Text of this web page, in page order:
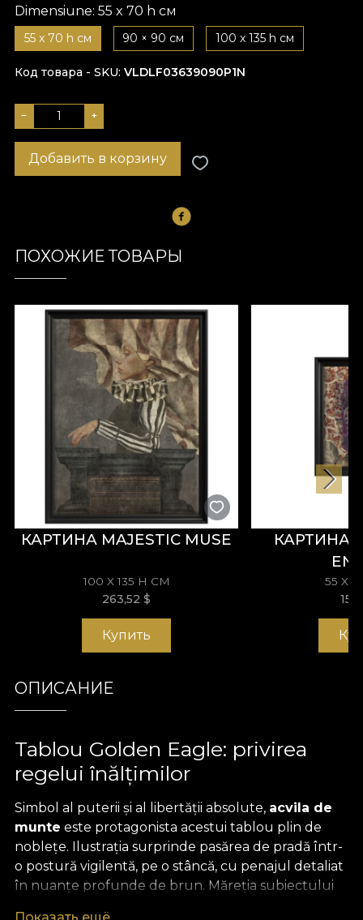
Dimensiune: 55 x 70 h см
55 x 70 h см 90 × 90 см 100 x 135 h см
Код товара - SKU VLDLF03639090P1N
− +
Добавить в корзину
ПОХОЖИЕ ТОВАРЫ
КАРТИНА MAJESTIC MUSE
100 X 135 H СМ
263,52$
Купить
КАРТИНА
55 X
ОПИСАНИЕ
Tablou Golden Eagle: privirea
regelui înălțimilor
Simbol al puterii și al libertății absolute, acvila de
munte este protagonista acestui tablou plin de
noblețe. Ilustrația surprinde pasărea de pradă într-
o postură vigilentă, pe o stâncă, cu penajul detaliat
în nuanțe profunde de brun. Măreția subiectului